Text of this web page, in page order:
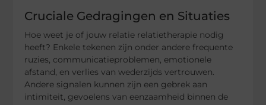
Cruciale Gedragingen en Situaties
Hoe weet je of jouw relatie relatietherapie nodig
heeft? Enkele tekenen zijn onder andere frequente
ruzies, communicatieproblemen, emotionele
afstand, en verlies van wederzijds vertrouwen.
Andere signalen kunnen zijn een gebrek aan
intimiteit, gevoelens van eenzaamheid binnen de